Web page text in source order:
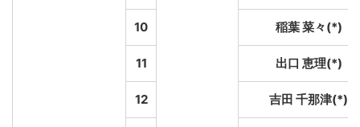
10 稲葉 菜々(*)
11 出口 恵理(*)
12 吉田 千那津(*)